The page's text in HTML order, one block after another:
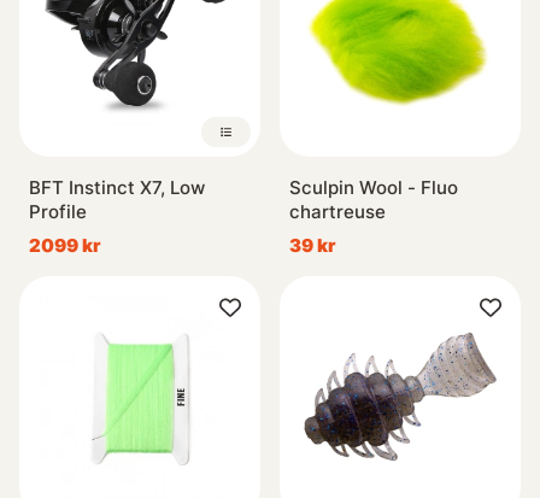
BFT Instinct X7, Low
Profile
2099 kr
Sculpin Wool - Fluo
chartreuse
39 kr